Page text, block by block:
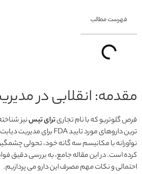
فهرست مطالب
مقدمه: انقلابی در
قرص گلوتریو که با نام تجاریترای تیسنیز
نوآورانه با مکانیسم سه گانه خود، تحولی
کرده است. در این مقاله جامع، به بررسی دقیق
احتمالی و نکات مهم مصرف این دارو می پردازیم.